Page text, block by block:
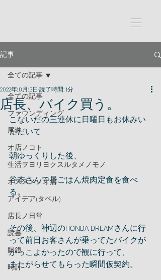
記事
全ての記事
ファウンディング
尾道
オ店ノコト
生活ヲヨリヨクスルタメノモノ
オススメノオ店
アイデア(タベル)
店長ノ日常
読書
眼鏡
時計
全ての記事
店長、バイク買う。
2022年10月13日 読了時間: 1分
こないだの三連休に日曜日もお休みい
ただいて
朝ゆっくりした後、
谷本さんで昼ごはん焼肉定食を食べ
る。
その後、神辺のHONDA DREAMさんに行
って前日お客さんが乗ってたバイクが
かっこよかったので観に行って、
またがらせてもらった瞬間仮契約。